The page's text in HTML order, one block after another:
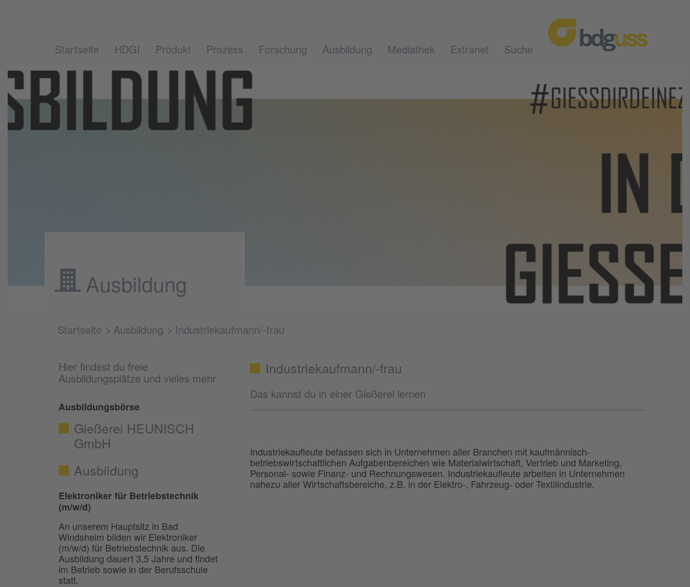
Startseite HDGI Produkt Prozess Forschung Ausbildung Mediathek Extranet Suche
Ausbildung
Startseite Ausbildung Industriekaufmann/-frau
Hier findest du freie
Ausbildungsplätze und vieles mehr
Ausbildungsbörse
Gießerei HEUNISCH
GmbH
Ausbildung
Elektroniker für Betriebstechnik
(m/w/d)
An unserem Hauptsitz in Bad
Windsheim bilden wir Elektroniker
(m/w/d) für Betriebstechnik aus. Die
Ausbildung dauert 3,5 Jahre und findet
im Betrieb sowie in der Berufsschule
statt.
Industriekaufmann/-frau
Das kannst du in einer Gießerei lernen
Industriekaufleute befassen sich in Unternehmen aller Branchen mit kaufmännisch-
betriebswirtschaftlichen Aufgabenbereichen wie Materialwirtschaft, Vertrieb und Marketing,
Personal- sowie Finanz- und Rechnungswesen. Industriekaufleute arbeiten in Unternehmen
nahezu aller Wirtschaftsbereiche, z.B. in der Elektro-, Fahrzeug- oder Textilindustrie.